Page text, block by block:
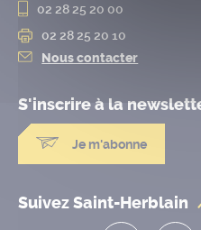
02 28 25 20 00
02 28 25 20 10
Nous contacter
S'inscrire à la
Je m'abonne
Suivez Saint-Herblain